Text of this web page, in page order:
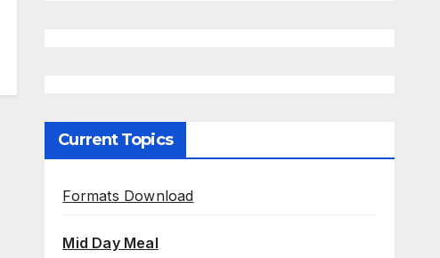
Current Topics
Formats Download
Mid Day Meal